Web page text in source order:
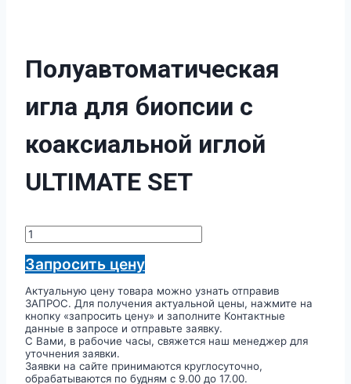
Полуавтоматическая
игла для биопсии с
коаксиальной иглой
ULTIMATE SET
Количество
товара
Полуавтоматическая
игла
биопсии
с
коаксиальной
иглой
ULTIMATE
SET
Запросить цену
Актуальную цену товара можно узнать отправив
ЗАПРОС. Для получения актуальной цены, нажмите на
кнопку «запросить цену» и заполните Контактные
данные в запросе и отправьте заявку.
С Вами, в рабочие часы, свяжется наш менеджер для
уточнения заявки.
Заявки на сайте принимаются круглосуточно,
обрабатываются по будням с 9.00 до 17.00.